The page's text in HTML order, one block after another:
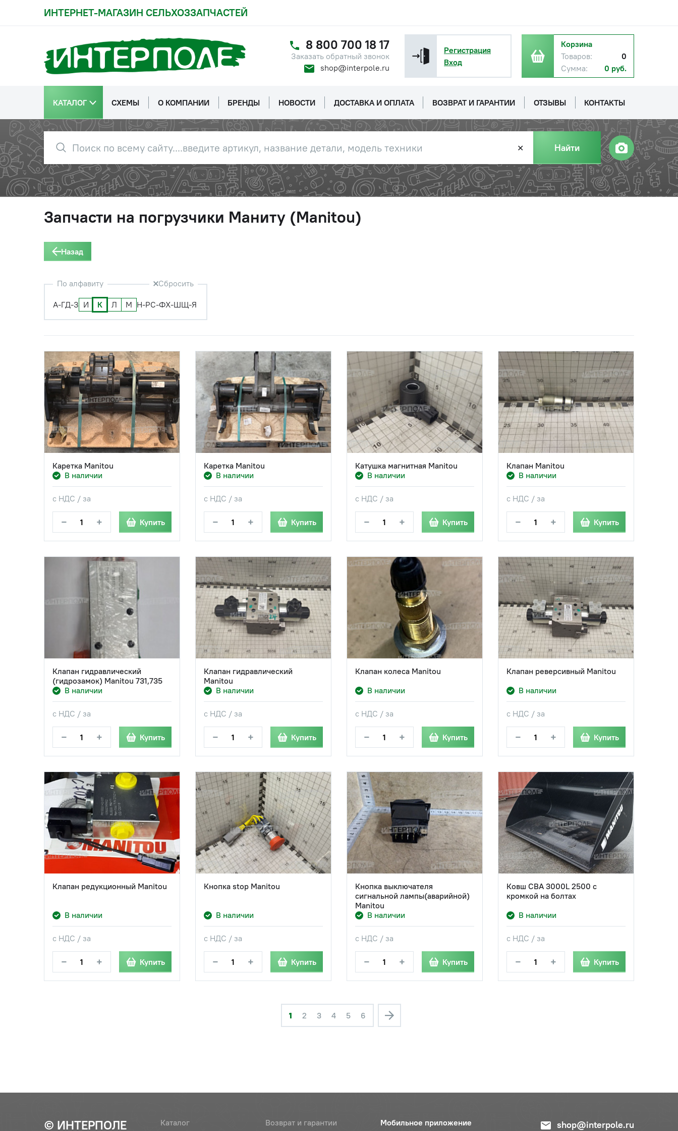
ИНТЕРНЕТ-МАГАЗИН СЕЛЬХОЗЗАПЧАСТЕЙ
8 800 700 18 17
Заказать обратный звонок
shop@interpole.ru
Регистрация
Вход
Корзина
Товаров:
0
Сумма:
0 руб.
КАТАЛОГ СХЕМЫ О КОМПАНИИ БРЕНДЫ НОВОСТИ ДОСТАВКА И ОПЛАТА ВОЗВРАТ И ГАРАНТИИ ОТЗЫВЫ КОНТАКТЫ
✕ Найти
Запчасти на погрузчики Маниту (Manitou)
Назад
По алфавиту Сбросить
А-ГД-З И К Л М Н-РС-ФХ-ШЩ-Я
Каретка Manitou
В наличии
с НДС / за
− + Купить
Каретка Manitou
В наличии
с НДС / за
− + Купить
Катушка магнитная Manitou
В наличии
с НДС / за
− + Купить
Клапан Manitou
В наличии
с НДС / за
− + Купить
Клапан гидравлический
(гидрозамок) Manitou 731,735
В наличии
с НДС / за
− + Купить
Клапан гидравлический
Manitou
В наличии
с НДС / за
− + Купить
Клапан колеса Manitou
В наличии
с НДС / за
− + Купить
Клапан реверсивный Manitou
В наличии
с НДС / за
− + Купить
Клапан редукционный Manitou
В наличии
с НДС / за
− + Купить
Кнопка stop Manitou
В наличии
с НДС / за
− + Купить
Кнопка выключателя
сигнальной лампы(аварийной)
Manitou
В наличии
с НДС / за
− + Купить
Ковш CBA 3000L 2500 с
кромкой на болтах
В наличии
с НДС / за
− + Купить
1 2 3 4 5 6
© ИНТЕРПОЛЕ Каталог Возврат и гарантии Мобильное приложение shop@interpole.ru